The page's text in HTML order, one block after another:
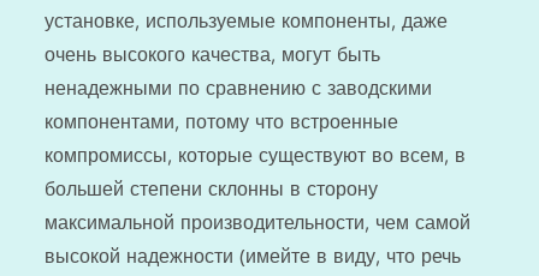
установке, используемые компоненты, даже
очень высокого качества, могут быть
ненадежными по сравнению с заводскими
компонентами, потому что встроенные
компромиссы, которые существуют во всем, в
большей степени склонны в сторону
максимальной производительности, чем самой
высокой надежности (имейте в виду, что речь